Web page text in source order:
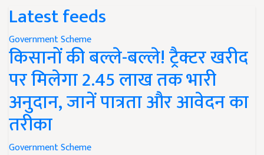
Latest feeds
Government Scheme
किसानों की बल्ले-बल्ले! ट्रैक्टर खरीद
पर मिलेगा 2.45 लाख तक भारी
अनुदान, जानें पात्रता और आवेदन का
तरीका
Government Scheme